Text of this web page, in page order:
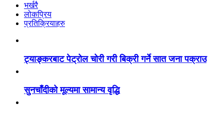
भर्खरै
लोकप्रिय
प्रतिक्रियाहरु
ट्याङ्करबाट पेट्रोल चोरी गरी बिक्री गर्ने सात जना पक्राउ
सुनचाँदीको मूल्यमा सामान्य वृद्धि